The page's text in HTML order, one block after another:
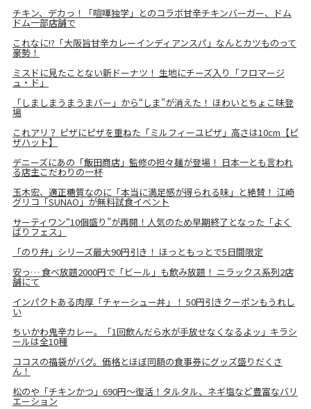
チキン、デカっ！「喧嘩独学」とのコラボ甘辛チキンバーガー、ドム
ドム一部店舗で
これなに!?「大阪旨甘辛カレーインディアンスパ」なんとカツものって
豪勢！
ミスドに見たことない新ドーナツ！ 生地にチーズ入り「フロマージ
ュ・ド」
「しましまうまうまバー」から“しま”が消えた！ ほわいとちょこ味登
場
これアリ？ ピザにピザを重ねた「ミルフィーユピザ」高さは10cm【ピ
ザハット】
デニーズにあの「飯田商店」監修の担々麺が登場！ 日本一とも言われ
る店主こだわりの一杯
玉木宏、適正糖質なのに「本当に満足感が得られる味」と絶賛！ 江崎
グリコ「SUNAO」が無料試食イベント
サーティワン“10個盛り”が再開！人気のため早期終了となった「よく
ばりフェス」
「のり弁」シリーズ最大90円引き！ ほっともっとで5日間限定
安っ… 食べ放題2000円で「ビール」も飲み放題！ ニラックス系列2店
舗にて
インパクトある肉厚「チャーシュー丼」！ 50円引きクーポンもうれし
い
ちいかわ鬼辛カレー。「1回飲んだら水が手放せなくなるよッ」キラシ
ールは全10種
ココスの福袋がバグ。価格とほぼ同額の食事券にグッズ盛りだくさ
ん！
松のや「チキンかつ」690円～復活！タルタル、ネギ塩など豊富なバリ
エーション